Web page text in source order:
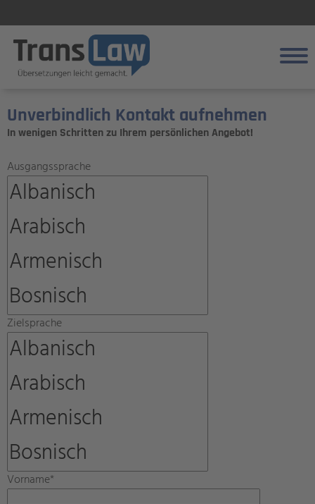
Fachbereiche
Über uns
Kontakt
Unverbindlich Kontakt aufnehmen
In wenigen Schritten zu Ihrem persönlichen Angebot!
Ausgangssprache
Zielsprache
Vorname*